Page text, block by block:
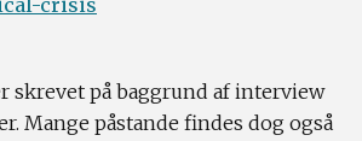
crisis
skrevet på baggrund af interview
Mange påstande findes dog også